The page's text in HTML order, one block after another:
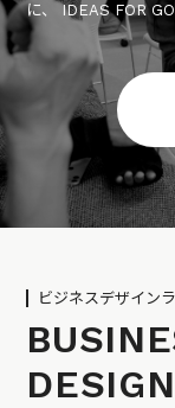
に、 IDEAS FOR
ビジネスデザイン